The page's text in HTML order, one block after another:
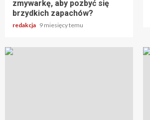
zmywarkę, aby pozbyć się
brzydkich zapachów?
redakcja 9 miesięcy temu